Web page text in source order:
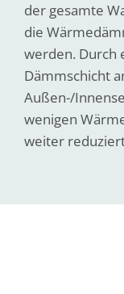
der gesamte
die
werden. Durch
Dämmschicht
Außen-/
wenigen
weiter